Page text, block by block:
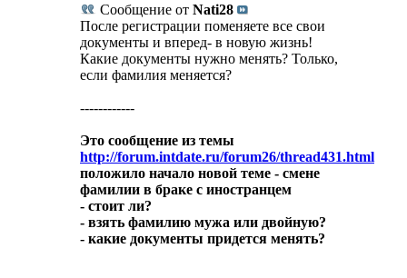
Сообщение от Nati28
После регистрации поменяете все свои
документы и вперед- в новую жизнь!
Какие документы нужно менять? Только,
если фамилия меняется?
------------
Это сообщение из темы
http://forum.intdate.ru/forum26/thread431.html
положило начало новой теме - смене
фамилии в браке с иностранцем
- стоит ли?
- взять фамилию мужа или двойную?
- какие документы придется менять?